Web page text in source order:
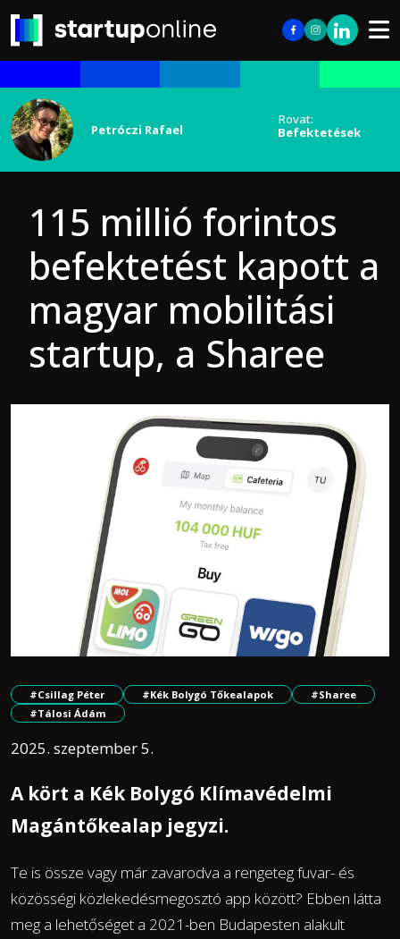
Petróczi Rafael
Rovat:
Befektetések
115 millió forintos
befektetést kapott a
magyar mobilitási
startup, a Sharee
#Csillag Péter #Kék Bolygó Tőkealapok
#Sharee
#Tálosi Ádám
2025. szeptember 5.
A kört a Kék Bolygó Klímavédelmi
Magántőkealap jegyzi.
Te is össze vagy már zavarodva a rengeteg fuvar- és
közösségi közlekedésmegosztó app között? Ebben látta
meg a lehetőséget a 2021-ben Budapesten alakult